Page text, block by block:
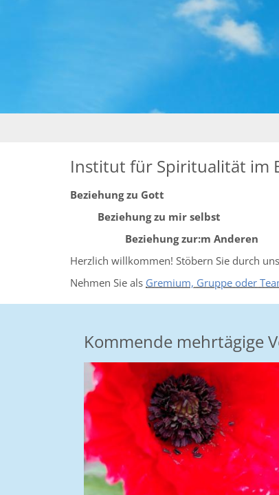
Institut für Spiritualität im
Beziehung zu Gott
Beziehung zu mir selbst
Beziehung zur:m Anderen
Herzlich willkommen! Stöbern Sie durch
Nehmen Sie als Gremium, Gruppe oder
Kommende mehrtägige